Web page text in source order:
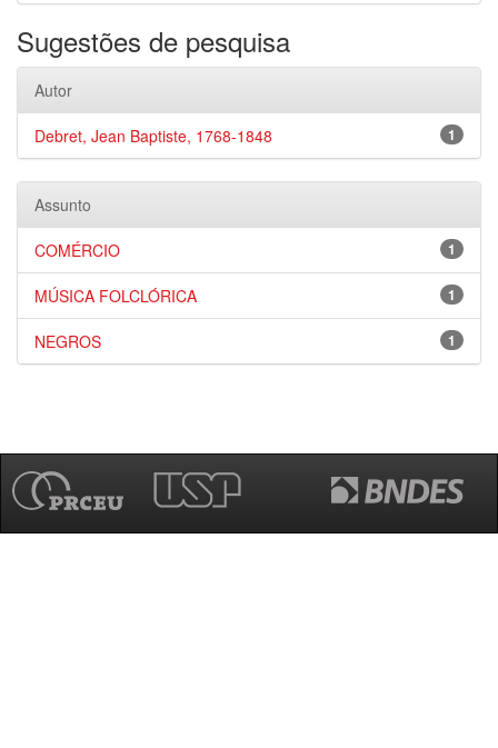
Sugestões de pesquisa
Autor
1
Debret, Jean Baptiste, 1768-1848
Assunto
1
COMÉRCIO
1
MÚSICA FOLCLÓRICA
1
NEGROS